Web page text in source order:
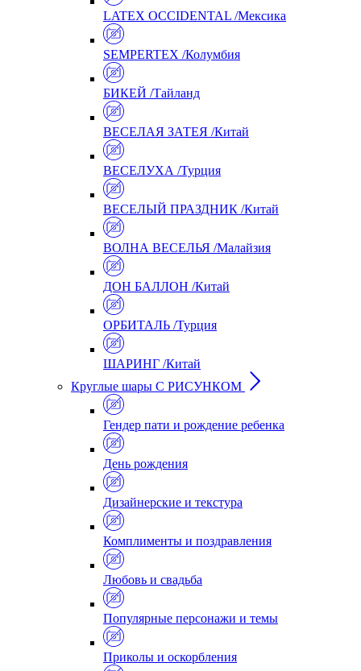
LATEX OCCIDENTAL /Мексика
SEMPERTEX /Колумбия
БИКЕЙ /Тайланд
ВЕСЕЛАЯ ЗАТЕЯ /Китай
ВЕСЕЛУХА /Турция
ВЕСЕЛЫЙ ПРАЗДНИК /Китай
ВОЛНА ВЕСЕЛЬЯ /Малайзия
ДОН БАЛЛОН /Китай
ОРБИТАЛЬ /Турция
ШАРИНГ /Китай
Круглые шары С РИСУНКОМ
Гендер пати и рождение ребенка
День рождения
Дизайнерские и текстура
Комплименты и поздравления
Любовь и свадьба
Популярные персонажи и темы
Приколы и оскорбления